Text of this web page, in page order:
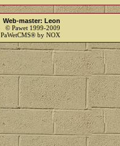
Web-master: Leon
© Pawet 1999-2009
PaWetCMS® by NOX